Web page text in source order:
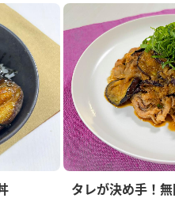
タレが決め手！